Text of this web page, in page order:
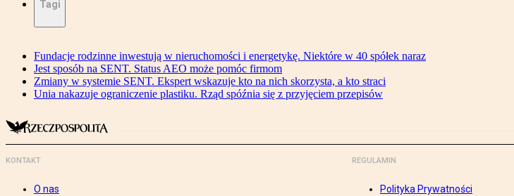
Tagi
Fundacje rodzinne inwestują w nieruchomości i energetykę. Niektóre w 40 spółek naraz
Jest sposób na SENT. Status AEO może pomóc firmom
Zmiany w systemie SENT. Ekspert wskazuje kto na nich skorzysta, a kto straci
Unia nakazuje ograniczenie plastiku. Rząd spóźnia się z przyjęciem przepisów
KONTAKT
O nas
REGULAMIN
Polityka Prywatności